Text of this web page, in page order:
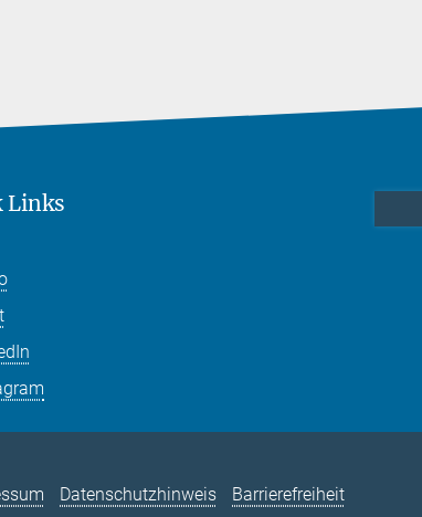
Links
Datenschutzhinweis Barrierefreiheit